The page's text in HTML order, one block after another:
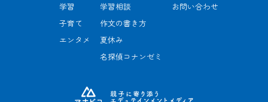
学習
子育て
エンタメ
学習相談
作文の書き方
夏休み
名探偵コナンゼミ
お問い合わせ